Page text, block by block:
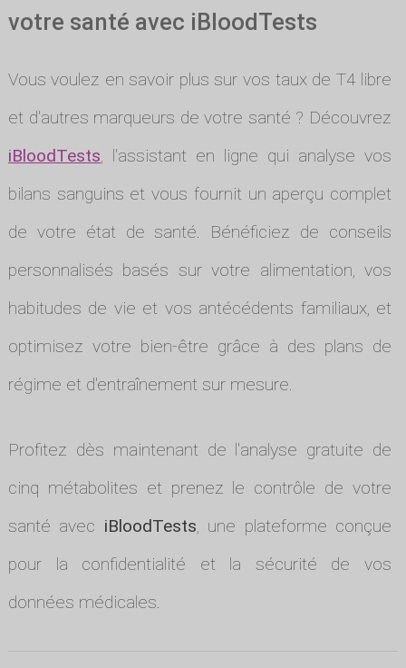
votre santé avec iBloodTests
Vous voulez en savoir plus sur vos taux de T4 libre
et d'autres marqueurs de votre santé ? Découvrez
iBloodTests, l'assistant en ligne qui analyse vos
bilans sanguins et vous fournit un aperçu complet
de votre état de santé. Bénéficiez de conseils
personnalisés basés sur votre alimentation, vos
habitudes de vie et vos antécédents familiaux, et
optimisez votre bien-être grâce à des plans de
régime et d'entraînement sur mesure.
Profitez dès maintenant de l'analyse gratuite de
cinq métabolites et prenez le contrôle de votre
santé avec iBloodTests, une plateforme conçue
pour la confidentialité et la sécurité de vos
données médicales.